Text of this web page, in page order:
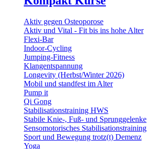
Aktiv gegen Osteoporose
Aktiv und Vital - Fit bis ins hohe Alter
Flexi-Bar
Indoor-Cycling
Jumping-Fitness
Klangentspannung
Longevity (Herbst/Winter 2026)
Mobil und standfest im Alter
Pump it
Qi Gong
Stabilisationstraining HWS
Stabile Knie-, Fuß- und Sprunggelenke
Sensomotorisches Stabilisationstraining
Sport und Bewegung trotz(t) Demenz
Yoga